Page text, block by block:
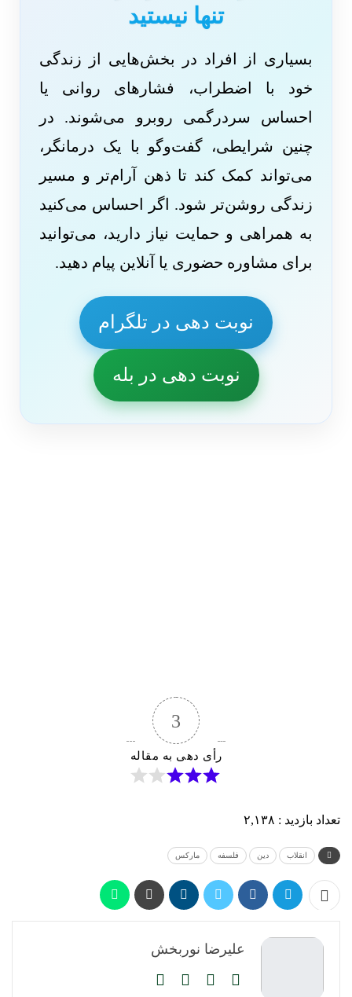
تنها نیستید
بسیاری از افراد در بخش‌هایی از زندگی
خود با اضطراب، فشارهای روانی یا
احساس سردرگمی روبرو می‌شوند. در
چنین شرایطی، گفت‌وگو با یک درمانگر،
می‌تواند کمک کند تا ذهن آرام‌تر و مسیر
زندگی روشن‌تر شود. اگر احساس می‌کنید
به همراهی و حمایت نیاز دارید، می‌توانید
برای مشاوره حضوری یا آنلاین پیام دهید.
نوبت دهی در تلگرام
نوبت دهی در بله
3
رأی دهی به مقاله
تعداد بازدید : ۲,۱۳۸
انقلاب دین فلسفه مارکس
علیرضا نوربخش